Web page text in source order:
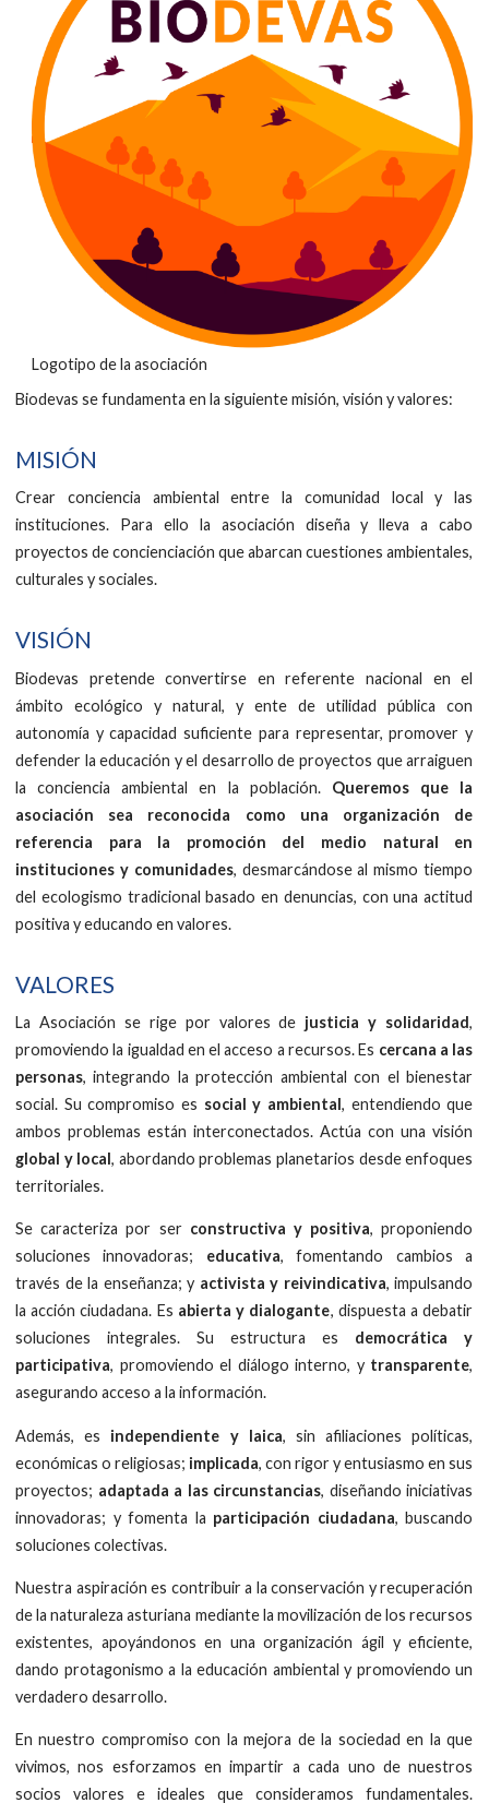
Logotipo de la asociación
Biodevas se fundamenta en la siguiente misión, visión y valores:
MISIÓN
Crear conciencia ambiental entre la comunidad local y las
instituciones. Para ello la asociación diseña y lleva a cabo
proyectos de concienciación que abarcan cuestiones ambientales,
culturales y sociales.
VISIÓN
Biodevas pretende convertirse en referente nacional en el
ámbito ecológico y natural, y ente de utilidad pública con
autonomía y capacidad suficiente para representar, promover y
defender la educación y el desarrollo de proyectos que arraiguen
la conciencia ambiental en la población. Queremos que la
asociación sea reconocida como una organización de
referencia para la promoción del medio natural en
instituciones y comunidades, desmarcándose al mismo tiempo
del ecologismo tradicional basado en denuncias, con una actitud
positiva y educando en valores.
VALORES
La Asociación se rige por valores de justicia y solidaridad,
promoviendo la igualdad en el acceso a recursos. Es cercana a las
personas, integrando la protección ambiental con el bienestar
social. Su compromiso es social y ambiental, entendiendo que
ambos problemas están interconectados. Actúa con una visión
global y local, abordando problemas planetarios desde enfoques
territoriales.
Se caracteriza por ser constructiva y positiva, proponiendo
soluciones innovadoras; educativa, fomentando cambios a
través de la enseñanza; y activista y reivindicativa, impulsando
la acción ciudadana. Es abierta y dialogante, dispuesta a debatir
soluciones integrales. Su estructura es democrática y
participativa, promoviendo el diálogo interno, y transparente,
asegurando acceso a la información.
Además, es independiente y laica, sin afiliaciones políticas,
económicas o religiosas; implicada, con rigor y entusiasmo en sus
proyectos; adaptada a las circunstancias, diseñando iniciativas
innovadoras; y fomenta la participación ciudadana, buscando
soluciones colectivas.
Nuestra aspiración es contribuir a la conservación y recuperación
de la naturaleza asturiana mediante la movilización de los recursos
existentes, apoyándonos en una organización ágil y eficiente,
dando protagonismo a la educación ambiental y promoviendo un
verdadero desarrollo.
En nuestro compromiso con la mejora de la sociedad en la que
vivimos, nos esforzamos en impartir a cada uno de nuestros
socios valores e ideales que consideramos fundamentales.